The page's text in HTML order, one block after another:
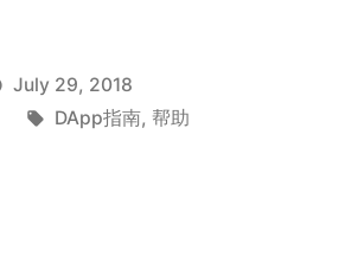
July 29, 2018
Tags:
DApp指南, 帮助